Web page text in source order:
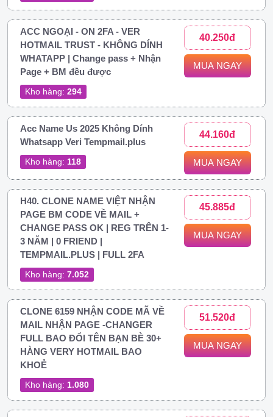
ACC NGOẠI - ON 2FA - VER
HOTMAIL TRUST - KHÔNG DÍNH
WHATAPP | Change pass + Nhận
Page + BM đều được
Kho hàng: 294
40.250đ
MUA NGAY
Acc Name Us 2025 Không Dính
Whatsapp Veri Tempmail.plus
Kho hàng: 118
44.160đ
MUA NGAY
H40. CLONE NAME VIỆT NHẬN
PAGE BM CODE VỀ MAIL +
CHANGE PASS OK | REG TRÊN 1-
3 NĂM | 0 FRIEND |
TEMPMAIL.PLUS | FULL 2FA
Kho hàng: 7.052
45.885đ
MUA NGAY
CLONE 6159 NHẬN CODE MÃ VỀ
MAIL NHẬN PAGE -CHANGER
FULL BAO ĐỔI TÊN BẠN BÈ 30+
HÀNG VERY HOTMAIL BAO
KHOẺ
Kho hàng: 1.080
51.520đ
MUA NGAY